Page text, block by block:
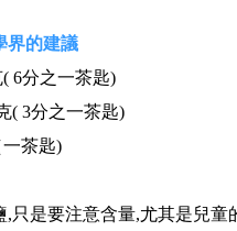
界的建議
6分之一茶匙)
( 3分之一茶匙)
一茶匙)
,只是要注意含量,尤其是兒